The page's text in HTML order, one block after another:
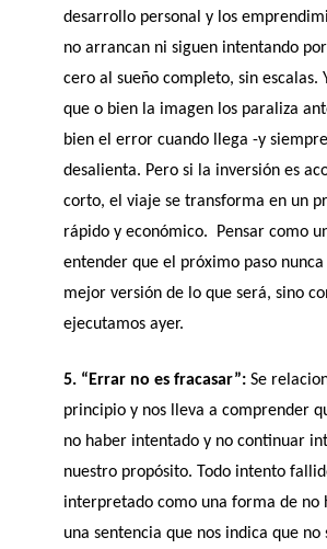
desarrollo personal y los
no arrancan ni siguen intentando
cero al sueño completo, sin escalas.
que o bien la imagen los paraliza
bien el error cuando llega -y
desalienta. Pero si la inversión es
corto, el viaje se transforma en un
rápido y económico.  Pensar como
entender que el próximo paso
mejor versión de lo que será, sino
ejecutamos ayer.
5. “Errar no es fracasar”: Se
principio y nos lleva a comprender
no haber intentado y no continuar
nuestro propósito. Todo intento
interpretado como una forma de no
una sentencia que nos indica que no